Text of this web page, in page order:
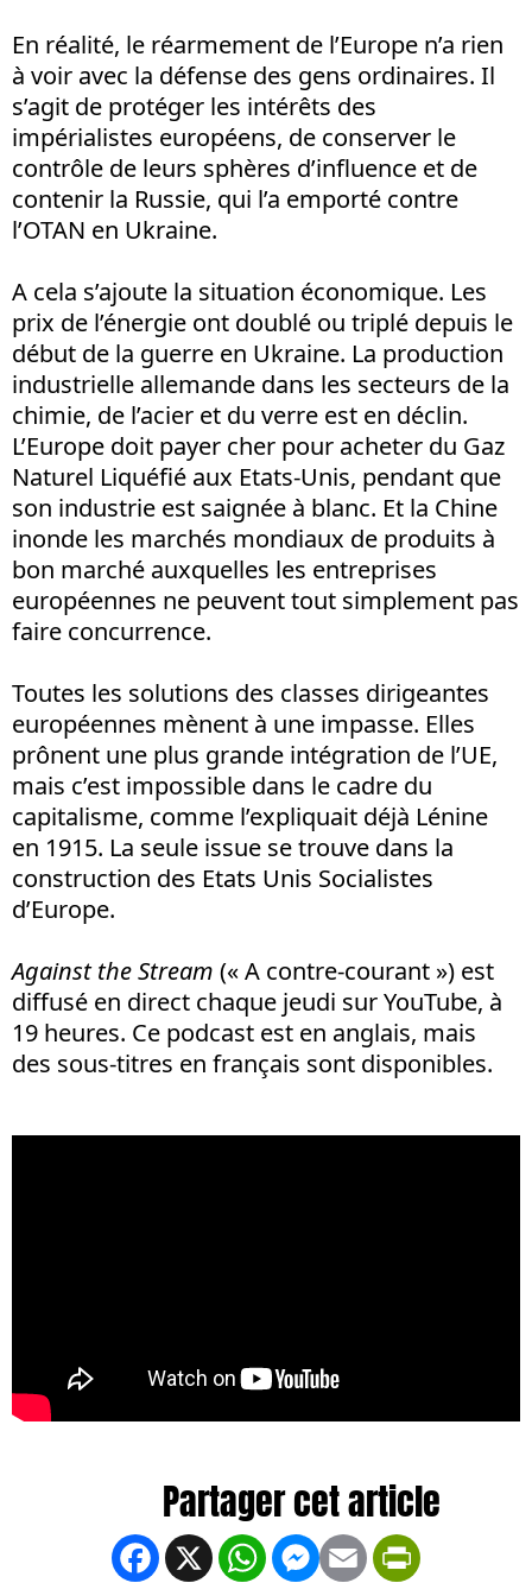
En réalité, le réarmement de l’Europe n’a rien
à voir avec la défense des gens ordinaires. Il
s’agit de protéger les intérêts des
impérialistes européens, de conserver le
contrôle de leurs sphères d’influence et de
contenir la Russie, qui l’a emporté contre
l’OTAN en Ukraine.
A cela s’ajoute la situation économique. Les
prix de l’énergie ont doublé ou triplé depuis le
début de la guerre en Ukraine. La production
industrielle allemande dans les secteurs de la
chimie, de l’acier et du verre est en déclin.
L’Europe doit payer cher pour acheter du Gaz
Naturel Liquéfié aux Etats-Unis, pendant que
son industrie est saignée à blanc. Et la Chine
inonde les marchés mondiaux de produits à
bon marché auxquelles les entreprises
européennes ne peuvent tout simplement pas
faire concurrence.
Toutes les solutions des classes dirigeantes
européennes mènent à une impasse. Elles
prônent une plus grande intégration de l’UE,
mais c’est impossible dans le cadre du
capitalisme, comme l’expliquait déjà Lénine
en 1915. La seule issue se trouve dans la
construction des Etats Unis Socialistes
d’Europe.
Against the Stream (« A contre-courant ») est
diffusé en direct chaque jeudi sur YouTube, à
19 heures. Ce podcast est en anglais, mais
des sous-titres en français sont disponibles.
Facebook
X WhatsApp
Messenger
Email